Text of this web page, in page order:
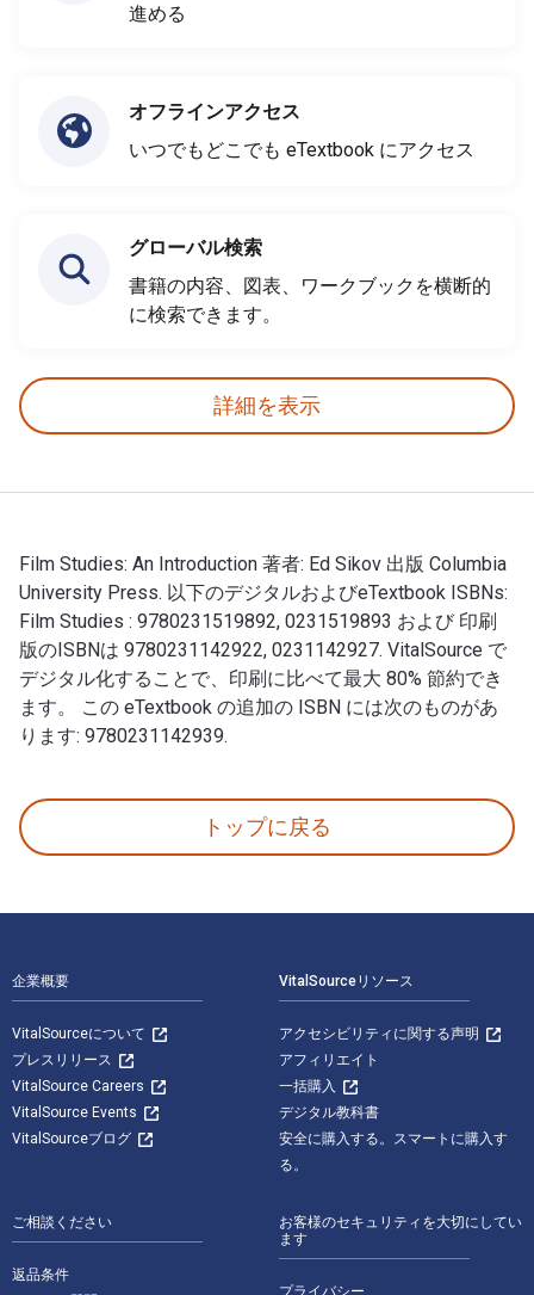
進める
オフラインアクセス
いつでもどこでも eTextbook にアクセス
グローバル検索
書籍の内容、図表、ワークブックを横断的
に検索できます。
詳細を表示
Film Studies: An Introduction 著者: Ed Sikov 出版 Columbia
University Press. 以下のデジタルおよびeTextbook ISBNs:
Film Studies : 9780231519892, 0231519893 および 印刷
版のISBNは 9780231142922, 0231142927. VitalSource で
デジタル化することで、印刷に比べて最大 80% 節約でき
ます。 この eTextbook の追加の ISBN には次のものがあ
ります: 9780231142939.
トップに戻る
企業概要
VitalSourceについて
プレスリリース
VitalSource Careers
VitalSource Events
VitalSourceブログ
VitalSourceリソース
アクセシビリティに関する声明
アフィリエイト
一括購入
デジタル教科書
安全に購入する。スマートに購入す
る。
ご相談ください
返品条件
お客様のセキュリティを大切にしてい
ます
プライバシー